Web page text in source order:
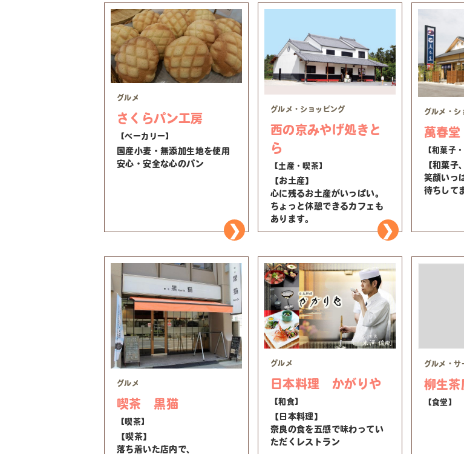
グルメ
さくらパン工房
【ベーカリー】
国産小麦・無添加生地を使用
安心・安全な心のパン
グルメ・ショッピング
西の京みやげ処きと
ら
【土産・喫茶】
【お土産】
心に残るお土産がいっぱい。
ちょっと休憩できるカフェも
あります。
グルメ・シ
萬春
【和菓子
【和菓子
笑顔いっ
待ちして
グルメ
喫茶 黒猫
【喫茶】
【喫茶】
落ち着いた店内で、
グルメ
日本料理 かがりや
【和食】
【日本料理】
奈良の食を五感で味わってい
ただくレストラン
グルメ・サ
柳生茶
【食堂】